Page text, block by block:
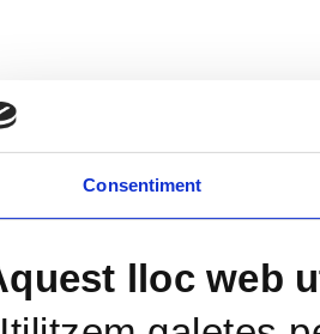
Consentiment
lloc web